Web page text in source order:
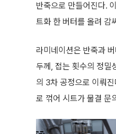
반죽으로 만들어진다.
트화 한 버터를 올려 감
라미네이션은 반죽과
두께, 접는 횟수의 정밀
의 3차 공정으로 이뤄
로 꺾어 시트가 물결 문